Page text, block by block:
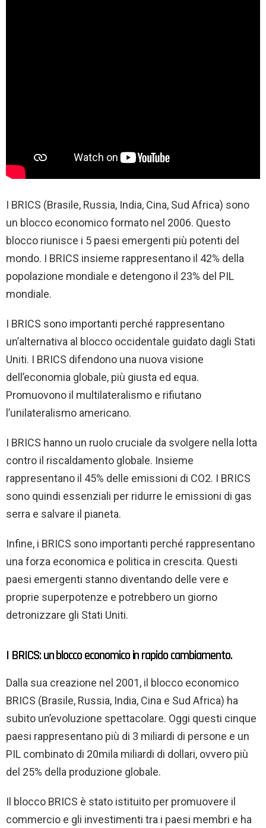
I BRICS (Brasile, Russia, India, Cina, Sud Africa) sono
un blocco economico formato nel 2006. Questo
blocco riunisce i 5 paesi emergenti più potenti del
mondo. I BRICS insieme rappresentano il 42% della
popolazione mondiale e detengono il 23% del PIL
mondiale.
I BRICS sono importanti perché rappresentano
un’alternativa al blocco occidentale guidato dagli Stati
Uniti. I BRICS difendono una nuova visione
dell’economia globale, più giusta ed equa.
Promuovono il multilateralismo e rifiutano
l’unilateralismo americano.
I BRICS hanno un ruolo cruciale da svolgere nella lotta
contro il riscaldamento globale. Insieme
rappresentano il 45% delle emissioni di CO2. I BRICS
sono quindi essenziali per ridurre le emissioni di gas
serra e salvare il pianeta.
Infine, i BRICS sono importanti perché rappresentano
una forza economica e politica in crescita. Questi
paesi emergenti stanno diventando delle vere e
proprie superpotenze e potrebbero un giorno
detronizzare gli Stati Uniti.
I BRICS: un blocco economico in rapido cambiamento.
Dalla sua creazione nel 2001, il blocco economico
BRICS (Brasile, Russia, India, Cina e Sud Africa) ha
subito un’evoluzione spettacolare. Oggi questi cinque
paesi rappresentano più di 3 miliardi di persone e un
PIL combinato di 20mila miliardi di dollari, ovvero più
del 25% della produzione globale.
Il blocco BRICS è stato istituito per promuovere il
commercio e gli investimenti tra i paesi membri e ha